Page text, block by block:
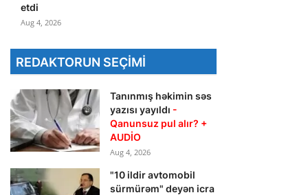
etdi
Aug 4, 2026
REDAKTORUN SEÇIMI
Tanınmış həkimin səs
yazısı yayıldı -
Qanunsuz pul alır? +
AUDİO
Aug 4, 2026
"10 ildir avtomobil
sürmürəm" deyən icra